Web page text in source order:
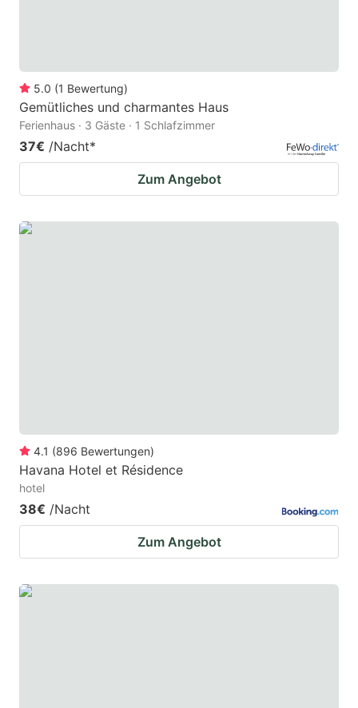
5.0 (1 Bewertung)
Gemütliches und charmantes Haus
Ferienhaus · 3 Gäste · 1 Schlafzimmer
37€ /Nacht*
Zum Angebot
4.1 (896 Bewertungen)
Havana Hotel et Résidence
hotel
38€ /Nacht
Zum Angebot